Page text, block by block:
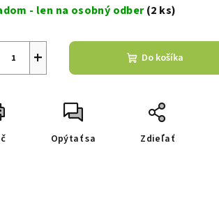
- len na osobný odber(2 ks)
+ Do košíka
Opýtať sa Zdieľať